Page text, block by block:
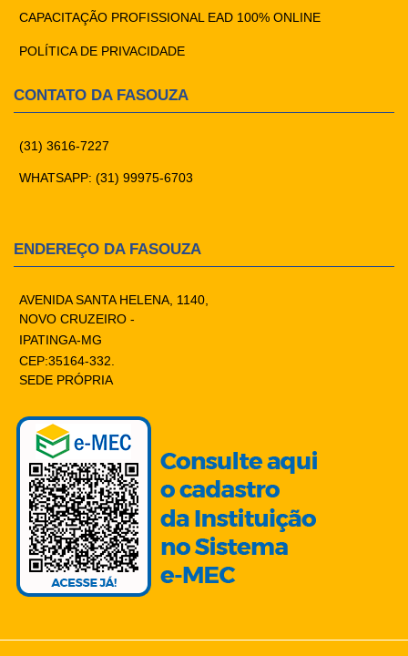
CAPACITAÇÃO PROFISSIONAL EAD 100% ONLINE
POLÍTICA DE PRIVACIDADE
CONTATO DA FASOUZA
(31) 3616-7227
WHATSAPP: (31) 99975-6703
ENDEREÇO DA FASOUZA
AVENIDA SANTA HELENA, 1140,
NOVO CRUZEIRO -
IPATINGA-MG
CEP:35164-332.
SEDE PRÓPRIA